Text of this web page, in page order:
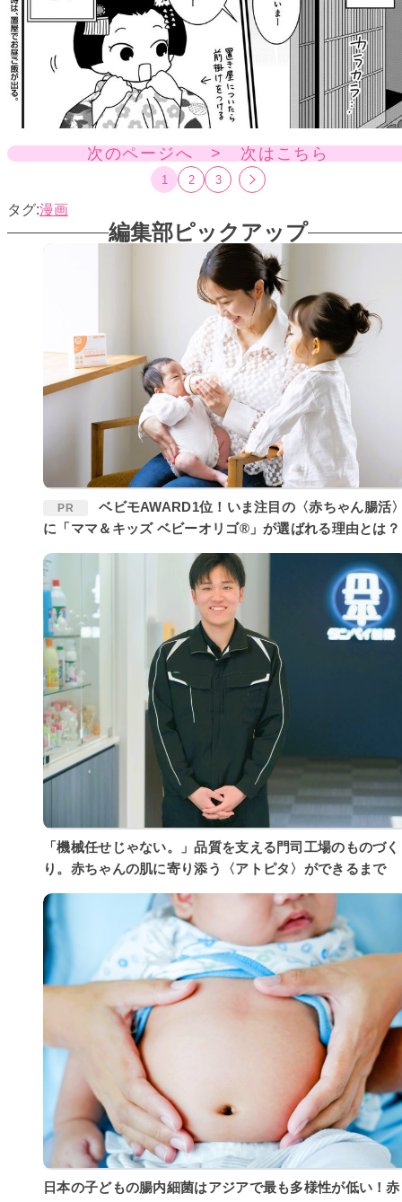
次のページへ > 次はこちら
1 2 3
漫画
編集部ピックアップ
PR
ベビモAWARD1位！いま注目の〈赤ちゃん腸活〉
に「ママ＆キッズ ベビーオリゴ®」が選ばれる理由とは？
「機械任せじゃない。」品質を支える門司工場のものづく
り。赤ちゃんの肌に寄り添う〈アトピタ〉ができるまで
日本の子どもの腸内細菌はアジアで最も多様性が低い！赤